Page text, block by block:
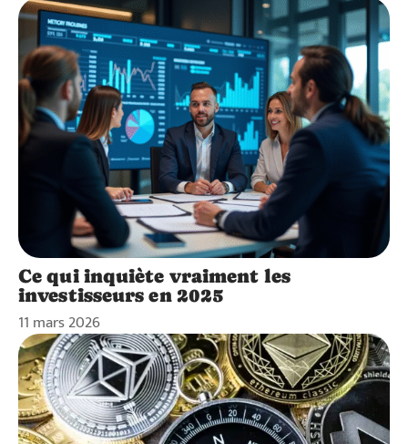
Ce qui inquiète vraiment les
investisseurs en 2025
11 mars 2026